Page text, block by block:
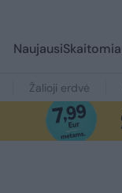
Naujausi
Žalioji erdvė